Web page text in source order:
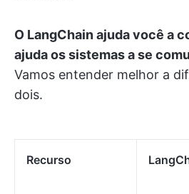
O LangChain ajuda você a
ajuda os sistemas a se
Vamos entender melhor a
dois.
Recurso